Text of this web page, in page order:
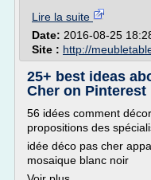
Lire la suite
Date: 2016-08-25
Site : http://
25+ best ideas
Cher on Pinterest
56 idées comment
propositions des
idée déco pas cher
mosaique blanc noir